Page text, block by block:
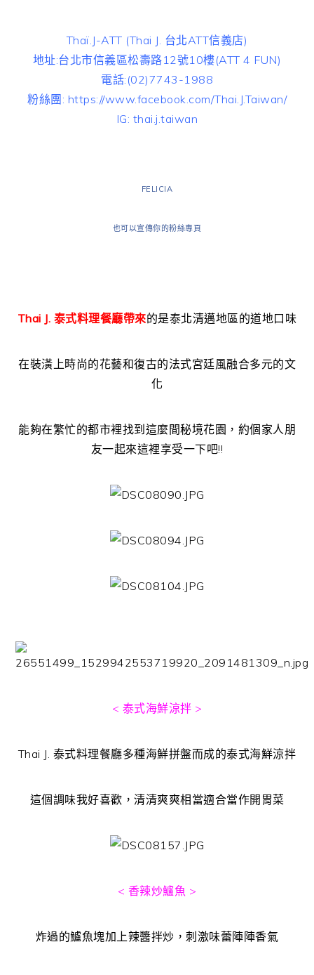
Thaï.J-ATT (Thai J. 台北ATT信義店)
地址:台北市信義區松壽路12號10樓(ATT 4 FUN)
電話:(02)7743-1988
粉絲團: https://www.facebook.com/Thai.J.Taiwan/
IG: thai.j.taiwan
FELICIA
也可以宣傳你的粉絲專頁
Thai J. 泰式料理餐廳帶來的是泰北清邁地區的道地口味
在裝潢上時尚的花藝和復古的法式宮廷風融合多元的文
化
能夠在繁忙的都市裡找到這麼間秘境花園，約個家人朋
友一起來這裡享受一下吧!!
< 泰式海鮮涼拌 >
Thai J. 泰式料理餐廳多種海鮮拼盤而成的泰式海鮮涼拌
這個調味我好喜歡，清清爽爽相當適合當作開胃菜
< 香辣炒鱸魚 >
炸過的鱸魚塊加上辣醬拌炒，刺激味蕾陣陣香氣